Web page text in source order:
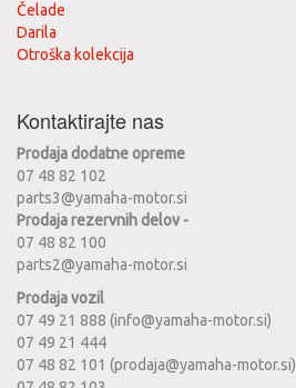
Čelade
Darila
Otroška kolekcija
Kontaktirajte nas
Prodaja dodatne opreme
07 48 82 102
parts3@yamaha-motor.si
Prodaja rezervnih delov -
07 48 82 100
parts2@yamaha-motor.si
Prodaja vozil
07 49 21 888 (info@yamaha-motor.si)
07 49 21 444
07 48 82 101 (prodaja@yamaha-motor.si)